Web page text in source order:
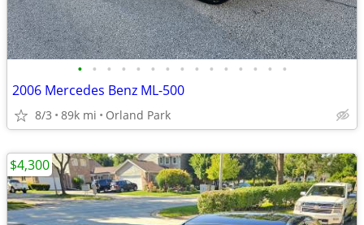
• • • • • • • • • • • • • • •
2006 Mercedes Benz ML-500
8/3 89k mi Orland Park
$4,300